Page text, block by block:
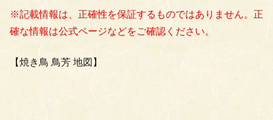
※記載情報は、正確性を保証するものではありません。正
確な情報は公式ページなどをご確認ください。
【焼き鳥 鳥芳 地図】